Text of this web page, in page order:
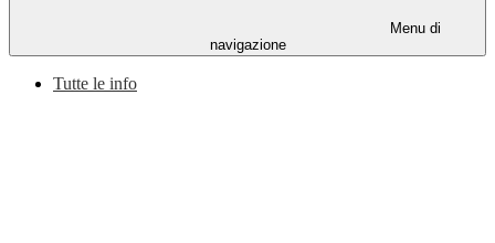
Menu di
navigazione
Tutte le info